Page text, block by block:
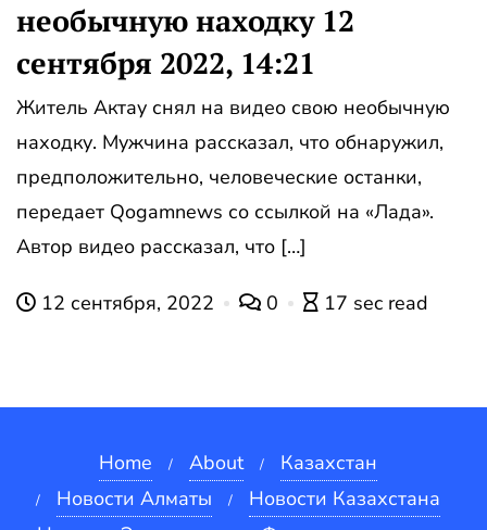
необычную находку 12
сентября 2022, 14:21
Житель Актау снял на видео свою необычную
находку. Мужчина рассказал, что обнаружил,
предположительно, человеческие останки,
передает Qogamnews со ссылкой на «Лада».
Автор видео рассказал, что […]
12 сентября, 2022 0 17 sec read
Home About
Казахстан
Новости Алматы
Новости Казахстана